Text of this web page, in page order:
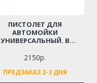
ПИСТОЛЕТ ДЛЯ
АВТОМОЙКИ
УНИВЕРСАЛЬНЫЙ. В
(РЕЗЬБА М22)
2150р.
ПРЕДЗАКАЗ 2-3 ДНЯ